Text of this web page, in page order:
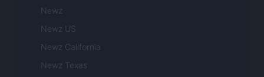
Newz
Newz US
Newz California
Newz Texas